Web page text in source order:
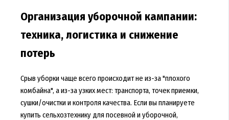
Организация уборочной кампании:
техника, логистика и снижение
потерь
Срыв уборки чаще всего происходит не из-за "плохого
комбайна", а из-за узких мест: транспорта, точек приемки,
сушки/очистки и контроля качества. Если вы планируете
купить сельхозтехнику для посевной и уборочной,